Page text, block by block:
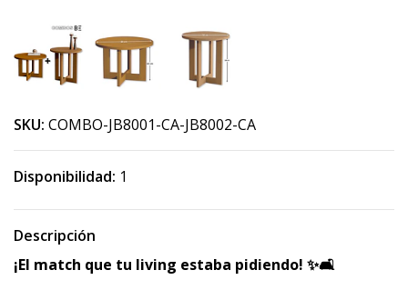
SKU: COMBO-JB8001-CA-JB8002-CA
Disponibilidad: 1
Descripción
¡El match que tu living estaba pidiendo! ✨🛋️